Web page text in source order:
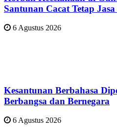
Santunan Cacat Tetap
6 Agustus 2026
Kesantunan Berbahasa
Berbangsa dan Bernegara
6 Agustus 2026